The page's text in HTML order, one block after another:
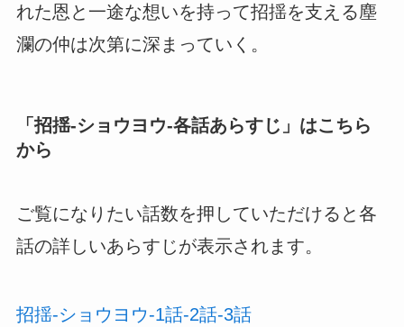
れた恩と一途な想いを持って招揺を支える塵
瀾の仲は次第に深まっていく。
「 招揺-ショウヨウ-各話あらすじ 」はこちら
から
ご覧になりたい話数を押していただけると各
話の詳しいあらすじが表示されます。
招揺-ショウヨウ-1話-2話-3話